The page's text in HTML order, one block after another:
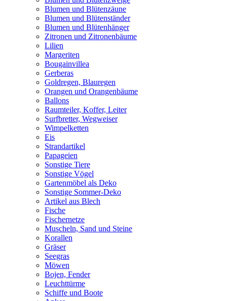
Blumen und Blütenzäune
Blumen und Blütenständer
Blumen und Blütenhänger
Zitronen und Zitronenbäume
Lilien
Margeriten
Bougainvillea
Gerberas
Goldregen, Blauregen
Orangen und Orangenbäume
Ballons
Raumteiler, Koffer, Leiter
Surfbretter, Wegweiser
Wimpelketten
Eis
Strandartikel
Papageien
Sonstige Tiere
Sonstige Vögel
Gartenmöbel als Deko
Sonstige Sommer-Deko
Artikel aus Blech
Fische
Fischernetze
Muscheln, Sand und Steine
Korallen
Gräser
Seegras
Möwen
Bojen, Fender
Leuchttürme
Schiffe und Boote